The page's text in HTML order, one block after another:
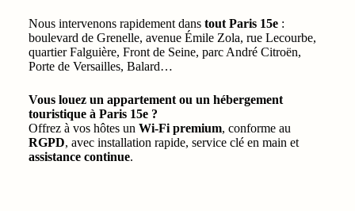
Nous intervenons rapidement dans tout Paris 15e:
boulevard de Grenelle, avenue Émile Zola, rue Lecourbe,
quartier Falguière, Front de Seine, parc André Citroën,
Porte de Versailles, Balard…
Vous louez un appartement ou un hébergement
touristique à Paris 15e ?
Offrez à vos hôtes un Wi-Fi premium, conforme au
RGPD, avec installation rapide, service clé en main et
assistance continue.